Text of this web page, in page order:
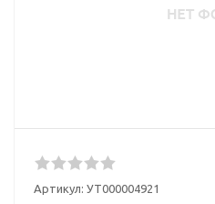
Артикул: УТ000004921